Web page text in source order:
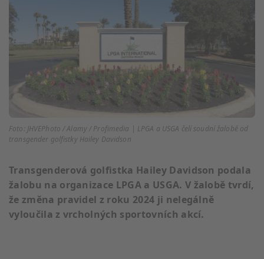
Foto: JHVEPhoto / Alamy / Profimedia | LPGA a USGA čelí soudní žalobě od
transgender golfistky Hailey Davidson
Transgenderová golfistka Hailey Davidson podala
žalobu na organizace LPGA a USGA. V žalobě tvrdí,
že změna pravidel z roku 2024 ji nelegálně
vyloučila z vrcholných sportovních akcí.